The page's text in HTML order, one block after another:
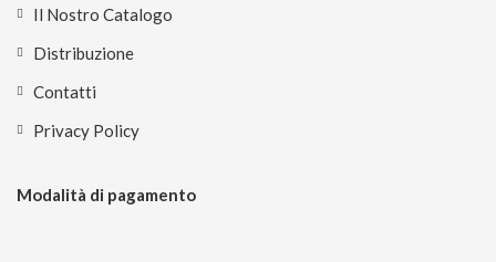
Il Nostro Catalogo
Distribuzione
Contatti
Privacy Policy
Modalità di pagamento